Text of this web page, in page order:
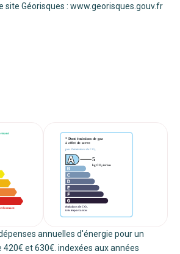
site Géorisques : www.georisques.gouv.fr
annuelles d'énergie pour un
et 630€. indexées aux années